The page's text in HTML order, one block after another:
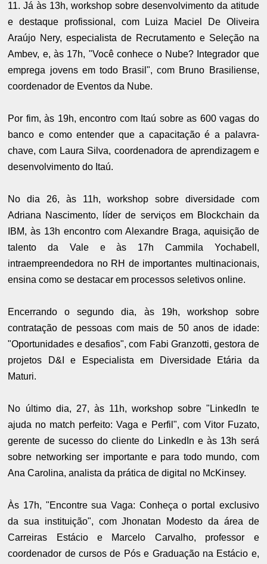
11. Já às 13h, workshop sobre desenvolvimento da atitude
e destaque profissional, com Luiza Maciel De Oliveira
Araújo Nery, especialista de Recrutamento e Seleção na
Ambev, e, às 17h, "Você conhece o Nube? Integrador que
emprega jovens em todo Brasil", com Bruno Brasiliense,
coordenador de Eventos da Nube.
Por fim, às 19h, encontro com Itaú sobre as 600 vagas do
banco e como entender que a capacitação é a palavra-
chave, com Laura Silva, coordenadora de aprendizagem e
desenvolvimento do Itaú.
No dia 26, às 11h, workshop sobre diversidade com
Adriana Nascimento, líder de serviços em Blockchain da
IBM, às 13h encontro com Alexandre Braga, aquisição de
talento da Vale e às 17h Cammila Yochabell,
intraempreendedora no RH de importantes multinacionais,
ensina como se destacar em processos seletivos online.
Encerrando o segundo dia, às 19h, workshop sobre
contratação de pessoas com mais de 50 anos de idade:
"Oportunidades e desafios", com Fabi Granzotti, gestora de
projetos D&I e Especialista em Diversidade Etária da
Maturi.
No último dia, 27, às 11h, workshop sobre "LinkedIn te
ajuda no match perfeito: Vaga e Perfil", com Vitor Fuzato,
gerente de sucesso do cliente do LinkedIn e às 13h será
sobre networking ser importante e para todo mundo, com
Ana Carolina, analista da prática de digital no McKinsey.
Às 17h, "Encontre sua Vaga: Conheça o portal exclusivo
da sua instituição", com Jhonatan Modesto da área de
Carreiras Estácio e Marcelo Carvalho, professor e
coordenador de cursos de Pós e Graduação na Estácio e,